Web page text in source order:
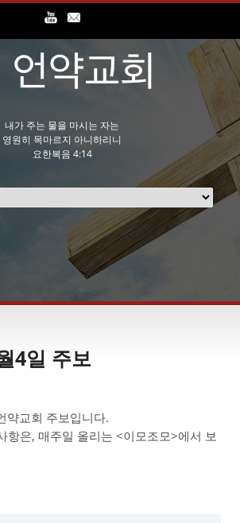
내가 주는 물을 마시는 자는
영원히 목마르지 아니하리니
요한복음 4:14
4일 주보
약교회 주보입니다.
항은, 매주일 올리는 <이모조모>에서 보